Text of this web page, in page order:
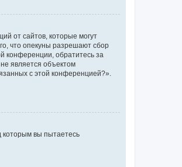
от сайтов, которые могут
что опекуны разрешают сбор
конференции, обратитесь за
является объектом
с этой конференцией?».
которым вы пытаетесь